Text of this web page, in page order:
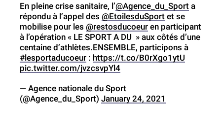
En pleine crise sanitaire, l’@Agence_du_Sport a
répondu à l’appel des @EtoilesduSport et se
mobilise pour les @restosducoeur en participant
à l’opération « LE SPORT A DU » aux côtés d’une
centaine d’athlètes.ENSEMBLE, participons à
#lesportaducoeur : https://t.co/B0rXgo1ytU
pic.twitter.com/jvzcsvpYl4
— Agence nationale du Sport
(@Agence_du_Sport) January 24, 2021